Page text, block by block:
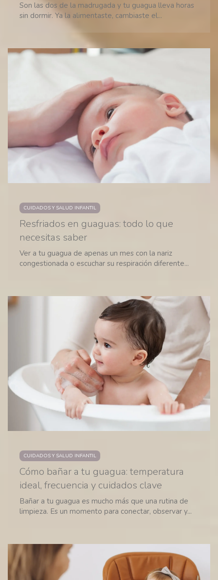
Son las dos de la madrugada y tu guagua lleva horas
sin dormir. Ya la alimentaste, cambiaste el...
Resfriados en guaguas: todo lo que
necesitas saber
CUIDADOS Y SALUD INFANTIL
Ver a tu guagua de apenas un mes con la nariz
congestionada o escuchar su respiración diferente...
Cómo bañar a tu guagua: temperatura
ideal, frecuencia y cuidados clave
CUIDADOS Y SALUD INFANTIL
Bañar a tu guagua es mucho más que una rutina de
limpieza. Es un momento para conectar, observar y...